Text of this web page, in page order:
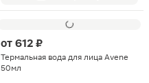
от 612 ₽
Термальная вода для лица Avene
50мл